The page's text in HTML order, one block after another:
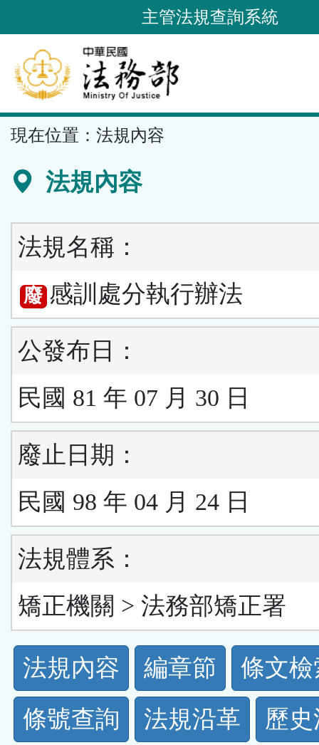
到
要
內
容
區
主管法規查詢系統
現在位置： 法規內容
法規內容
法規名稱：
廢 感訓處分執行辦法
公發布日：
民國 81 年 07 月 30 日
廢止日期：
民國 98 年 04 月 24 日
法規體系：
矯正機關 > 法務部矯正署
法
規
功
法規內容 編章節
條文檢
條號查詢
法規沿革 歷